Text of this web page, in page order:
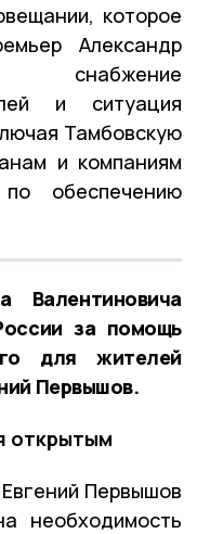
которое
Александр
снабжение
и ситуация
Тамбовскую
и компаниям
обеспечению
Валентиновича
за помощь
для жителей
Первышов.
открытым
Первышов
необходимость